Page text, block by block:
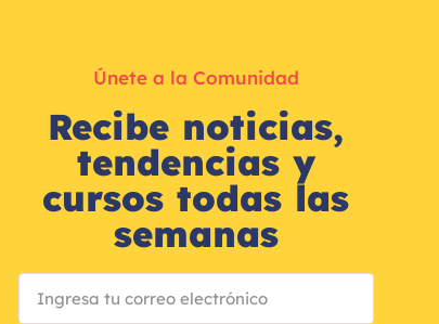
Únete a la Comunidad
Recibe noticias,
tendencias y
cursos todas las
semanas